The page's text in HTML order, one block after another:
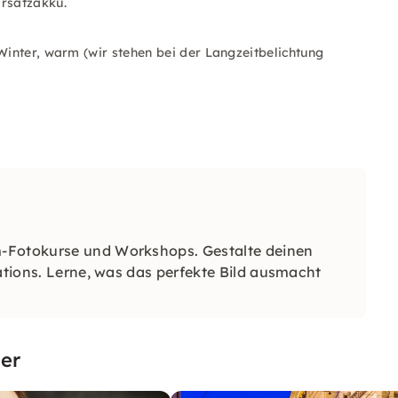
warm (wir stehen bei der Langzeitbelichtung
und Workshops. Gestalte deinen
Lerne, was das perfekte Bild ausmacht